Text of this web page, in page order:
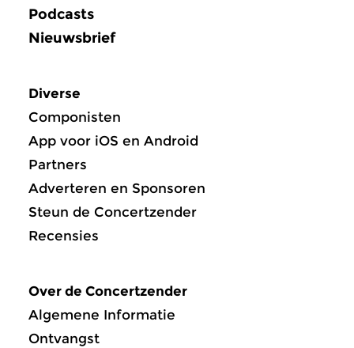
Podcasts
Nieuwsbrief
Diverse
Componisten
App voor iOS en Android
Partners
Adverteren en Sponsoren
Steun de Concertzender
Recensies
Over de Concertzender
Algemene Informatie
Ontvangst